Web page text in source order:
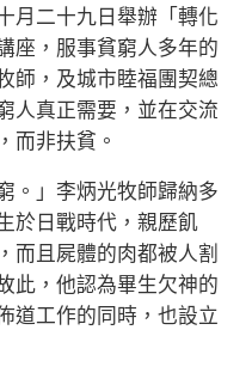
月二十九日舉辦「轉化
，服事貧窮人多年的
師，及城市睦福團契總
人真正需要，並在交流
而非扶貧。
」李炳光牧師歸納多
於日戰時代，親歷飢
而且屍體的肉都被人割
此，他認為畢生欠神的
道工作的同時，也設立